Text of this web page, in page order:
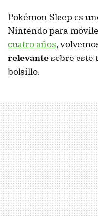
Pokémon Sleep es
Nintendo para
cuatro años,
relevante sobre este
bolsillo.